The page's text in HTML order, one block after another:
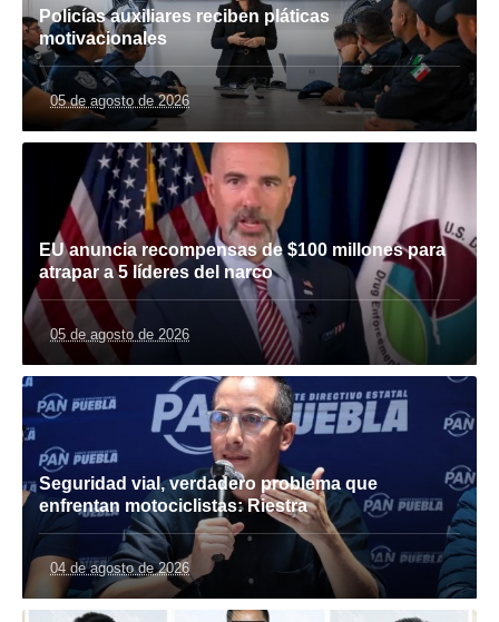
Policías auxiliares reciben pláticas
motivacionales
05 de agosto de 2026
EU anuncia recompensas de $100 millones para
atrapar a 5 líderes del narco
05 de agosto de 2026
Seguridad vial, verdadero problema que
enfrentan motociclistas: Riestra
04 de agosto de 2026